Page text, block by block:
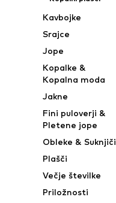
Kavbojke
Srajce
Jope
Kopalke &
Kopalna moda
Jakne
Fini puloverji &
Pletene jope
Obleke & Suknjiči
Plašči
Večje številke
Priložnosti